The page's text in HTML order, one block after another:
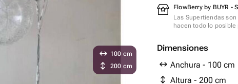
FlowBerry by BUYR -
Las Supertiendas
hacen todo lo
Dimensiones
Anchura - 100 cm
Altura - 200 cm
100 cm
200 cm